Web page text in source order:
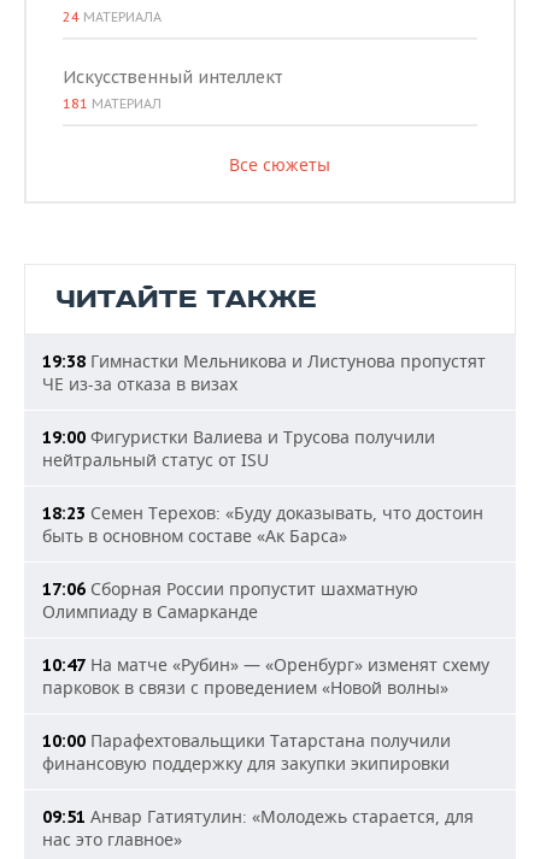
24 МАТЕРИАЛА
Искусственный интеллект
181 МАТЕРИАЛ
Все сюжеты
ЧИТАЙТЕ ТАКЖЕ
19:38 Гимнастки Мельникова и Листунова пропустят
ЧЕ из-за отказа в визах
19:00 Фигуристки Валиева и Трусова получили
нейтральный статус от ISU
18:23 Семен Терехов: «Буду доказывать, что достоин
быть в основном составе «Ак Барса»
17:06 Сборная России пропустит шахматную
Олимпиаду в Самарканде
10:47 На матче «Рубин» — «Оренбург» изменят схему
парковок в связи с проведением «Новой волны»
10:00 Парафехтовальщики Татарстана получили
финансовую поддержку для закупки экипировки
09:51 Анвар Гатиятулин: «Молодежь старается, для
нас это главное»